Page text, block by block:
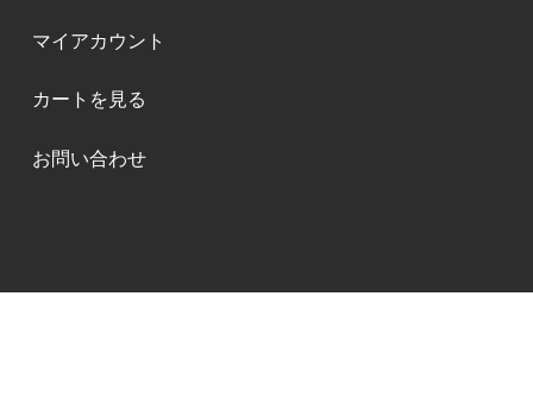
マイアカウント
カートを見る
お問い合わせ